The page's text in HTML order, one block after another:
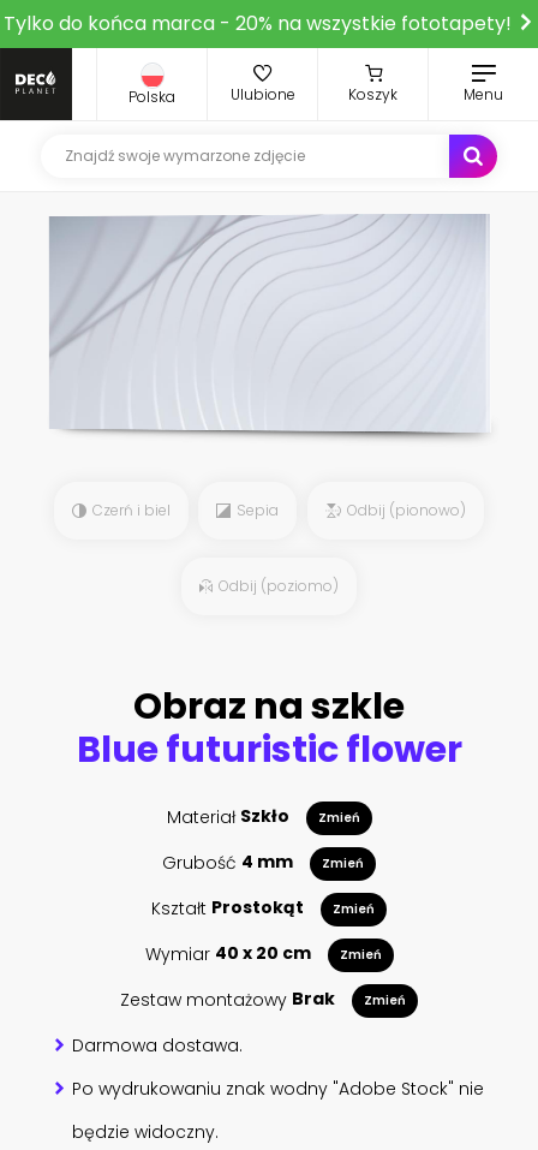
Tylko do końca marca - 20% na wszystkie fototapety!
Polska Ulubione Koszyk Menu
Czerń i biel Sepia Odbij (pionowo)
Odbij (poziomo)
Obraz na szkle
Blue futuristic flower
Materiał Szkło Zmień
Grubość 4 mm Zmień
Kształt Prostokąt Zmień
Wymiar 40 x 20 cm Zmień
Zestaw montażowy Brak Zmień
Darmowa dostawa.
Po wydrukowaniu znak wodny "Adobe Stock" nie
będzie widoczny.